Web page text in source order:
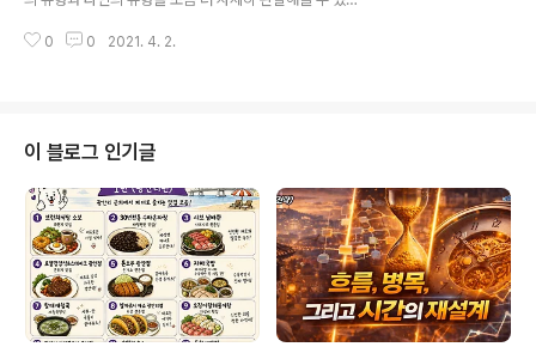
는 자기 유형의 성격적인 이해 뿐 아니라 진로와 직업선택
고 유형설명만 듣고 싶으신 분은 1분 15초부터 들으셔도
로 대인관계가 원만한 유형입니다. 자기 주장을 잘 펼치지
않기 때문에 만만해 보일 수 있으나 사실 자신의 신념과 주
관은 뚜렷해서 오히려 권력자들의 뒤편에서 권력자들을 조
정하는 임금 뒷편의 권력자형으로도 불리는 유형입니다. I
SFJ유형의 대표표현으로는 ‘전통주의자, 용감한 수호자,
임금 뒷편의 권력형’ 등으로 불립..
0 0 2021. 4. 2.
이 블로그 인기글